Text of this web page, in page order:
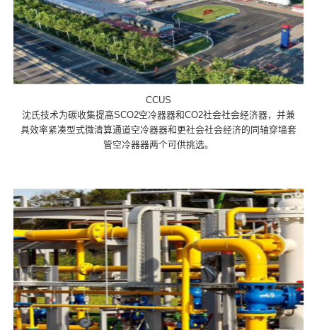
CCUS
沈氏技术为碳收集提高SCO2空冷器器和CO2社会社会经济器，并兼
具效率紧凑型式微清算通道空冷器器和更社会社会经济的同轴穿墙套
管空冷器器两个可供挑选。